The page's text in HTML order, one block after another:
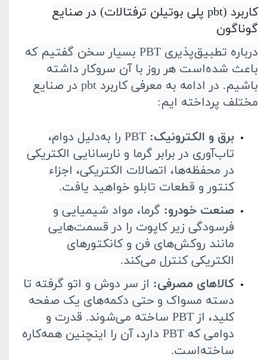
کاربرد pbt) پلی بوتیلن ترفتالات) در صنایع
گوناگون
درباره تطبیق‌پذیری PBT بسیار سخن گفتیم که
باعث شده‌است هر روز با آن سروکار داشته
باشیم. در ادامه به معرفی کاربرد pbt در صنایع
مختلف پرداخته ایم:
برق و الکترونیک:
PBT را به‌دلیل دوام،
تاب‌آوری در برابر گرما و نارسانایی الکتریکی
در محفظه‌ها، اتصالات الکتریکی، اجزاء
کنتور و قطعات تابلو خواهید یافت.
صنعت خودرو: گرما، مواد شیمیایی و
فرسودگی زیر کاپوت را در قسمت‌هایی
مانند روکش‌های فن و کانکتورهای
الکتریکی کنترل می‌کند.
کالاهای مصرفی: از سر دوش و اتو گرفته تا
دسته مسواک و حتی دکمه‌های یک صفحه
کلید، از PBT ساخته می‌شوند. قدرت و
دوامی که PBT دارد، آن را اینچنین همه‌کاره
ساخته‌است.